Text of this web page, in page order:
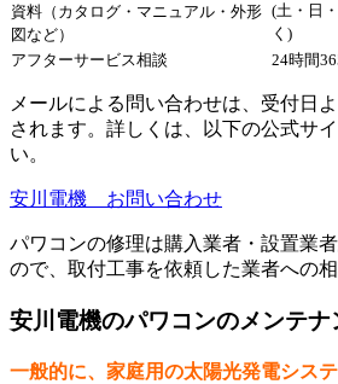
(土・日
く)
資料（カタログ・マニュアル・外形
図など）
アフターサービス相談
24時間
メールによる問い合わせは、受付日
されます。詳しくは、以下の公式サ
い。
安川電機 お問い合わせ
パワコンの修理は購入業者・設置業
ので、取付工事を依頼した業者への
安川電機のパワコンのメンテナ
一般的に、家庭用の太陽光発電シス